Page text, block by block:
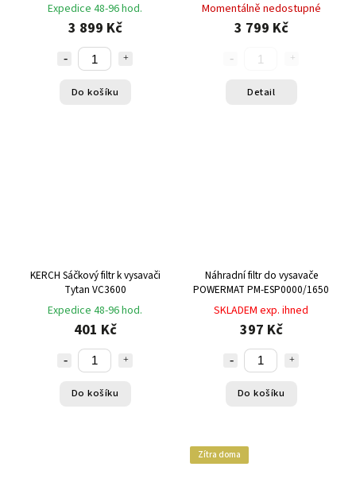
Expedice 48-96 hod.
3 899 Kč
Do košíku
Momentálně nedostupné
3 799 Kč
Detail
KERCH Sáčkový filtr k vysavači
Tytan VC3600
Expedice 48-96 hod.
401 Kč
Do košíku
Náhradní filtr do vysavače
POWERMAT PM-ESP0000/1650
SKLADEM exp. ihned
397 Kč
Do košíku
Zítra doma